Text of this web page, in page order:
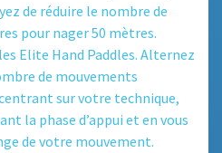
de réduire le nombre de
pour nager 50 mètres.
Elite Hand Paddles. Alternez
de mouvements
sur votre technique,
la phase d’appui et en vous
de votre mouvement.